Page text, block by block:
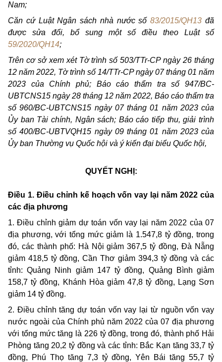
Nam;
Căn cứ Luật Ngân sách nhà nước số83/2015/QH13 đã
được sửa đổi, bổ sung một số điều theo Luật số
59/2020/QH14;
Trên cơ sở xem xét Tờ trình số 503/TTr-CP ngày 26 tháng
12 năm 2022, Tờ trình số 14/TTr-CP ngày 07 tháng 01 năm
2023 của Chính phủ; Báo cáo thẩm tra số 947/BC-
UBTCNS15 ngày 28 tháng 12 năm 2022, Báo cáo thẩm tra
số 960/BC-UBTCNS15 ngày 07 tháng 01 năm 2023 của
Ủy ban Tài chính, Ngân sách; Báo cáo tiếp thu, giải trình
số 400/BC-UBTVQH15 ngày 09 tháng 01 năm 2023 của
Ủy ban Thường vụ Quốc hội và ý kiến đại biểu Quốc hội,
QUYẾT NGHỊ:
Điều 1. Điều chỉnh kế hoạch vốn vay lại năm 2022 của
các địa phương
1. Điều chỉnh giảm dự toán vốn vay lại năm 2022 của 07
địa phương, với tổng mức giảm là 1.547,8 tỷ đồng, trong
đó, các thành phố: Hà Nội giảm 367,5 tỷ đồng, Đà Nẵng
giảm 418,5 tỷ đồng, Cần Thơ giảm 394,3 tỷ đồng và các
tỉnh: Quảng Ninh giảm 147 tỷ đồng, Quảng Bình giảm
158,7 tỷ đồng, Khánh Hòa giảm 47,8 tỷ đồng, Lạng Sơn
giảm 14 tỷ đồng.
2. Điều chỉnh tăng dự toán vốn vay lại từ nguồn vốn vay
nước ngoài của Chính phủ năm 2022 của 07 địa phương
với tổng mức tăng là 226 tỷ đồng, trong đó, thành phố Hải
Phòng tăng 20,2 tỷ đồng và các tỉnh: Bắc Kạn tăng 33,7 tỷ
đồng, Phú Thọ tăng 7,3 tỷ đồng, Yên Bái tăng 55,7 tỷ